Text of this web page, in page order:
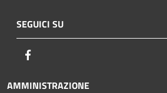
SEGUICI SU
AMMINISTRAZIONE